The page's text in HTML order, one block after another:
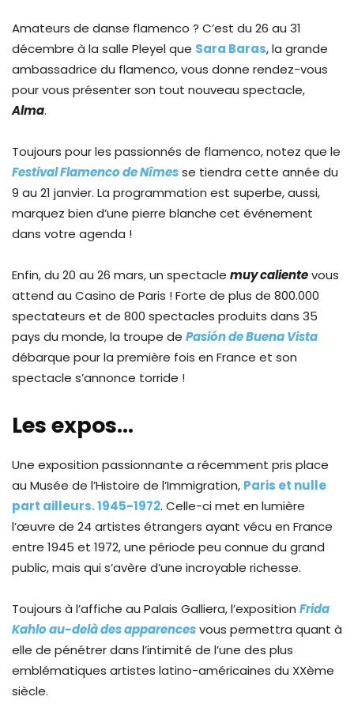
Amateurs de danse flamenco ? C’est du 26 au 31
décembre à la salle Pleyel que Sara Baras, la grande
ambassadrice du flamenco, vous donne rendez-vous
pour vous présenter son tout nouveau spectacle,
Alma.
Toujours pour les passionnés de flamenco, notez que le
Festival Flamenco de Nîmesse tiendra cette année du
9 au 21 janvier. La programmation est superbe, aussi,
marquez bien d’une pierre blanche cet événement
dans votre agenda !
Enfin, du 20 au 26 mars, un spectacle muy calientevous
attend au Casino de Paris ! Forte de plus de 800.000
spectateurs et de 800 spectacles produits dans 35
pays du monde, la troupe de Pasión de Buena Vista
débarque pour la première fois en France et son
spectacle s’annonce torride !
Les expos…
Une exposition passionnante a récemment pris place
au Musée de l’Histoire de l’Immigration, Paris et nulle
part ailleurs. 1945-1972. Celle-ci met en lumière
l’œuvre de 24 artistes étrangers ayant vécu en France
entre 1945 et 1972, une période peu connue du grand
public, mais qui s’avère d’une incroyable richesse.
Toujours à l’affiche au Palais Galliera, l’exposition Frida
Kahlo au-delà des apparencesvous permettra quant à
elle de pénétrer dans l’intimité de l’une des plus
emblématiques artistes latino-américaines du XXème
siècle.